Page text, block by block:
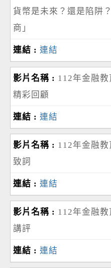
貨幣是未來？還是陷阱
商」
連結
112年金融
精彩回顧
連結
112年金融
致詞
連結
112年金融
講評
連結